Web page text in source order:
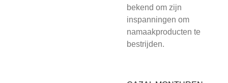
bekend om zijn
inspanningen om
namaakproducten te
bestrijden.